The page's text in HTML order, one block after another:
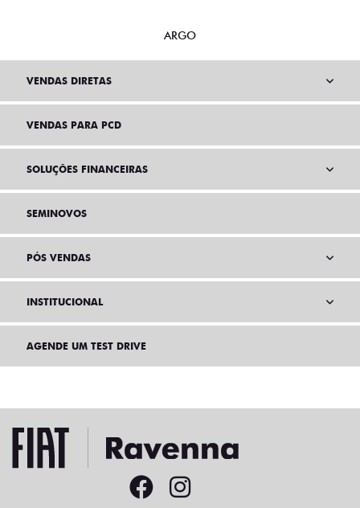
ARGO
VENDAS DIRETAS
VENDAS PARA PCD
SOLUÇÕES FINANCEIRAS
SEMINOVOS
PÓS VENDAS
INSTITUCIONAL
AGENDE UM TEST DRIVE